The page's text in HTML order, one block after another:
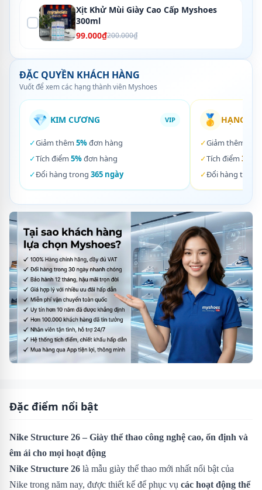
Xịt Khử Mùi Giày Cao Cấp Myshoes
300ml
99.000₫200.000₫
ĐẶC QUYỀN KHÁCH HÀNG
Vuốt để xem các hạng thành viên Myshoes
💎 KIM CƯƠNG VIP
✓Giảm thêm 5%đơn hàng
✓Tích điểm 5%đơn hàng
✓Đổi hàng trong 365 ngày
🥇 HẠNG
✓Giảm thêm
✓Tích điểm 3%
✓Đổi hàng trong
Đặc điểm nổi bật
Nike Structure 26 – Giày thể thao công nghệ cao, ổn định và
êm ái cho mọi hoạt động
Nike Structure 26 là mẫu giày thể thao mới nhất nổi bật của
Nike trong năm nay, được thiết kế để phục vụ các hoạt động thể